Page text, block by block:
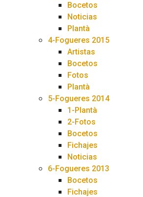
Bocetos
Noticias
Plantà
4-Fogueres 2015
Artistas
Bocetos
Fotos
Plantà
5-Fogueres 2014
1-Plantà
2-Fotos
Bocetos
Fichajes
Noticias
6-Fogueres 2013
Bocetos
Fichajes